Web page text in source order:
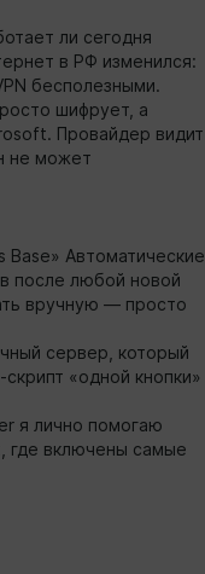
ли сегодня
в РФ изменился:
бесполезными.
шифрует, а
Провайдер видит
не может
Base» Автоматические
после любой новой
вручную — просто
сервер, который
«одной кнопки»
я лично помогаю
где включены самые